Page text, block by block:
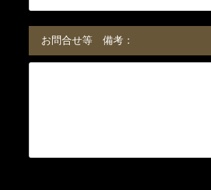
お問合せ等 備考：